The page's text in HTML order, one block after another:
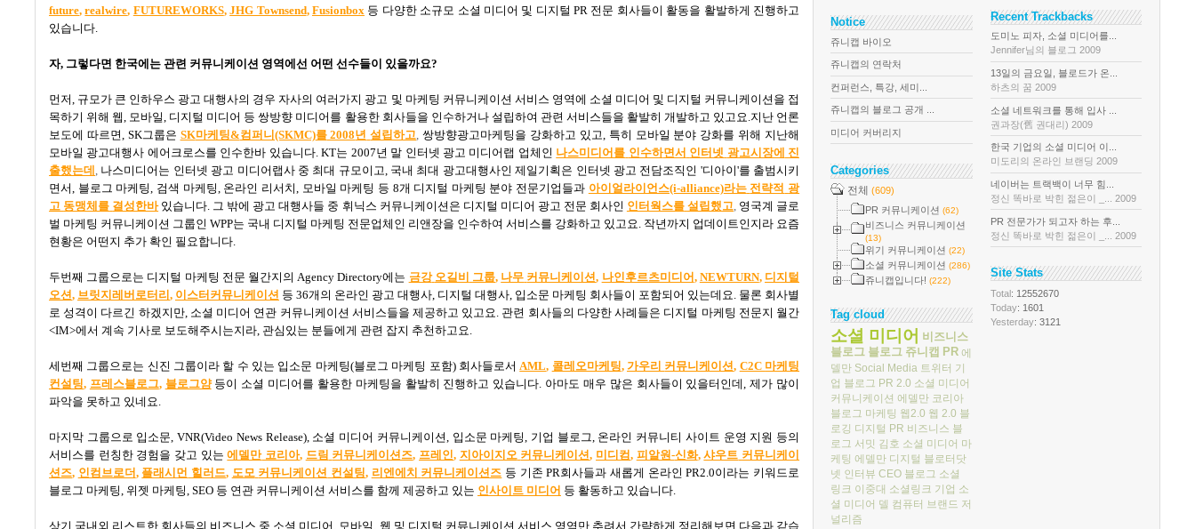
future,realwire, FUTUREWORKS,JHG Townsend, Fusionbox 등 다양한 소규모 소셜 미디어 및 디지털 PR 전문 회사들이 활동을 활발하게 진행하고
있습니다.
자, 그렇다면 한국에는 관련 커뮤니케이션 영역에선 어떤 선수들이 있을까요?
먼저, 규모가 큰 인하우스 광고 대행사의 경우 자사의 여러가지 광고 및 마케팅 커뮤니케이션 서비스 영역에 소셜 미디어 및 디지털 커뮤니케이션을 접
목하기 위해 웹, 모바일, 디지털 미디어 등 쌍방향 미디어를 활용한 회사들을 인수하거나 설립하여 관련 서비스들을 활발히 개발하고 있고요.지난 언론
보도에 따르면, SK그룹은 SK마케팅&컴퍼니(SKMC)를2008년 설립하고,쌍방향광고마케팅을 강화하고 있고, 특히 모바일 분야 강화를 위해 지난해
모바일 광고대행사 에어크로스를 인수한바 있습니다. KT는 2007년 말 인터넷 광고 미디어랩 업체인 나스미디어를 인수하면서 인터넷 광고시장에 진
출했는데 , 나스미디어는 인터넷 광고 미디어랩사 중 최대 규모이고, 국내 최대 광고대행사인 제일기획은 인터넷 광고 전담조직인 '디아이'를 출범시키
면서, 블로그 마케팅, 검색 마케팅, 온라인 리서치, 모바일 마케팅 등 8개 디지털 마케팅 분야 전문기업들과 아이얼라이언스(i-alliance)라는 전략적 광
고 동맹체를 결성한바 있습니다. 그 밖에 광고 대행사들 중 휘닉스 커뮤니케이션은 디지털 미디어 광고 전문 회사인 인터웍스를 설립했고, 영국계 글로
벌 마케팅 커뮤니케이션 그룹인 WPP는 국내 디지털 마케팅 전문업체인 리앤장을 인수하여 서비스를 강화하고 있고요. 작년까지 업데이트인지라 요즘
현황은 어떤지 추가 확인 필요합니다.
두번째 그룹으로는 디지털 마케팅 전문 월간지의 Agency Directory에는 금강 오길비 그룹, 나무 커뮤니케이션, 나인후르츠미디어 , NEWTURN, 디지털
오션, 브릿지레버로터리 , 이스터커뮤니케이션 등 36개의 온라인 광고 대행사, 디지털 대행사, 입소문 마케팅 회사들이 포함되어 있는데요. 물론 회사별
로 성격이 다르긴 하겠지만, 소셜 미디어 연관 커뮤니케이션 서비스들을 제공하고 있고요. 관련 회사들의 다양한 사례들은 디지털 마케팅 전문지 월간
<IM>에서 계속 기사로 보도해주시는지라, 관심있는 분들에게 관련 잡지 추천하고요.
세번째 그룹으로는 신진 그룹이라 할 수 있는 입소문 마케팅(블로그 마케팅 포함) 회사들로서 AML, 콜레오마케팅, 가우리 커뮤니케이션, C2C 마케팅
컨설팅, 프레스블로그, 블로그얌 등이 소셜 미디어를 활용한 마케팅을 활발히 진행하고 있습니다. 아마도 매우 많은 회사들이 있을터인데,제가 많이
파악을 못하고 있네요.
마지막 그룹으로 입소문, VNR(Video News Release), 소셜 미디어 커뮤니케이션, 입소문 마케팅, 기업 블로그, 온라인 커뮤니티 사이트 운영 지원 등의
서비스를 런칭한 경험을 갖고 있는에델만 코리아, 드림 커뮤니케이션즈, 프레인, 지아이지오 커뮤니케이션, 미디컴, 피알원-신화,샤우트 커뮤니케이
션즈, 인컴브로더 , 플래시먼 힐러드, 도모 커뮤니케이션 컨설팅, 리엔에치 커뮤니케이션즈 등 기존 PR회사들과 새롭게 온라인 PR2.0이라는 키워드로
블로그 마케팅, 위젯 마케팅, SEO 등 연관 커뮤니케이션 서비스를 함께 제공하고 있는 인사이트 미디어 등 활동하고 있습니다.
상기 국내외 리스트한 회사들의 비즈니스 중 소셜 미디어, 모바일, 웹 및 디지털 커뮤니케이션 서비스 영역만 추려서 간략하게 정리해보면 다음과 같습
Notice
쥬니캡 바이오
쥬니캡의 연락처
컨퍼런스, 특강, 세미...
쥬니캡의 블로그 공개 ...
미디어 커버리지
Categories
전체 (609)
PR 커뮤니케이션 (62)
비즈니스 커뮤니케이션
(13)
위기 커뮤니케이션 (22)
소셜 커뮤니케이션 (286)
쥬니캡입니다! (222)
Tag cloud
소셜 미디어 비즈니스
블로그 블로그 쥬니캡 PR 에
델만 Social Media 트위터 기
업 블로그 PR 2.0 소셜 미디어
커뮤니케이션 에델만 코리아
블로그 마케팅 웹2.0 웹 2.0 블
로깅 디지털 PR 비즈니스 블
로그 서밋 김호 소셜 미디어 마
케팅 에델만 디지털 블로터닷
넷 인터뷰 CEO 블로그 소셜
링크 이중대 소셜링크 기업 소
셜 미디어 델 컴퓨터 브랜드 저
널리즘
Recent Trackbacks
도미노 피자, 소셜 미디어를...
Jennifer님의 블로그 2009
13일의 금요일, 블로드가 온...
하츠의 꿈 2009
소셜 네트워크를 통해 입사 ...
권과장(舊 권대리) 2009
한국 기업의 소셜 미디어 이...
미도리의 온라인 브랜딩 2009
네이버는 트랙백이 너무 힘...
정신 똑바로 박힌 젊은이 _... 2009
PR 전문가가 되고자 하는 후...
정신 똑바로 박힌 젊은이 _... 2009
Site Stats
Total: 12552670
Today: 1601
Yesterday: 3121